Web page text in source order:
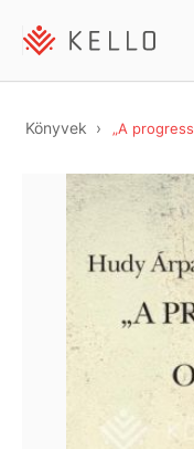
Könyvek „A